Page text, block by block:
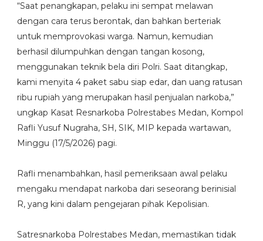
“Saat penangkapan, pelaku ini sempat melawan
dengan cara terus berontak, dan bahkan berteriak
untuk memprovokasi warga. Namun, kemudian
berhasil dilumpuhkan dengan tangan kosong,
menggunakan teknik bela diri Polri. Saat ditangkap,
kami menyita 4 paket sabu siap edar, dan uang ratusan
ribu rupiah yang merupakan hasil penjualan narkoba,”
ungkap Kasat Resnarkoba Polrestabes Medan, Kompol
Rafli Yusuf Nugraha, SH, SIK, MIP kepada wartawan,
Minggu (17/5/2026) pagi.
Rafli menambahkan, hasil pemeriksaan awal pelaku
mengaku mendapat narkoba dari seseorang berinisial
R, yang kini dalam pengejaran pihak Kepolisian.
Satresnarkoba Polrestabes Medan, memastikan tidak